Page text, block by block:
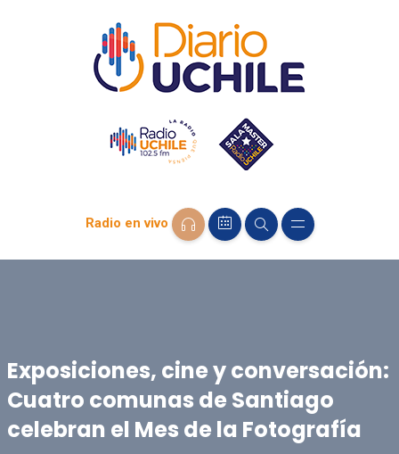
Radio en vivo
Exposiciones, cine y conversación:
Cuatro comunas de Santiago
celebran el Mes de la Fotografía